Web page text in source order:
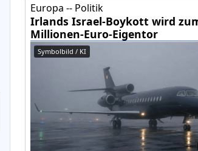
Europa -- Politik
Irlands Israel-Boykott wird
Millionen-Euro-Eigentor
Symbolbild / KI